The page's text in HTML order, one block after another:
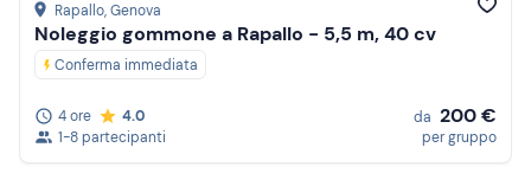
Rapallo, Genova
Noleggio gommone a Rapallo - 5,5 m, 40 cv
Conferma immediata
4 ore
4.0
1-8 partecipanti
da 200 €
per gruppo